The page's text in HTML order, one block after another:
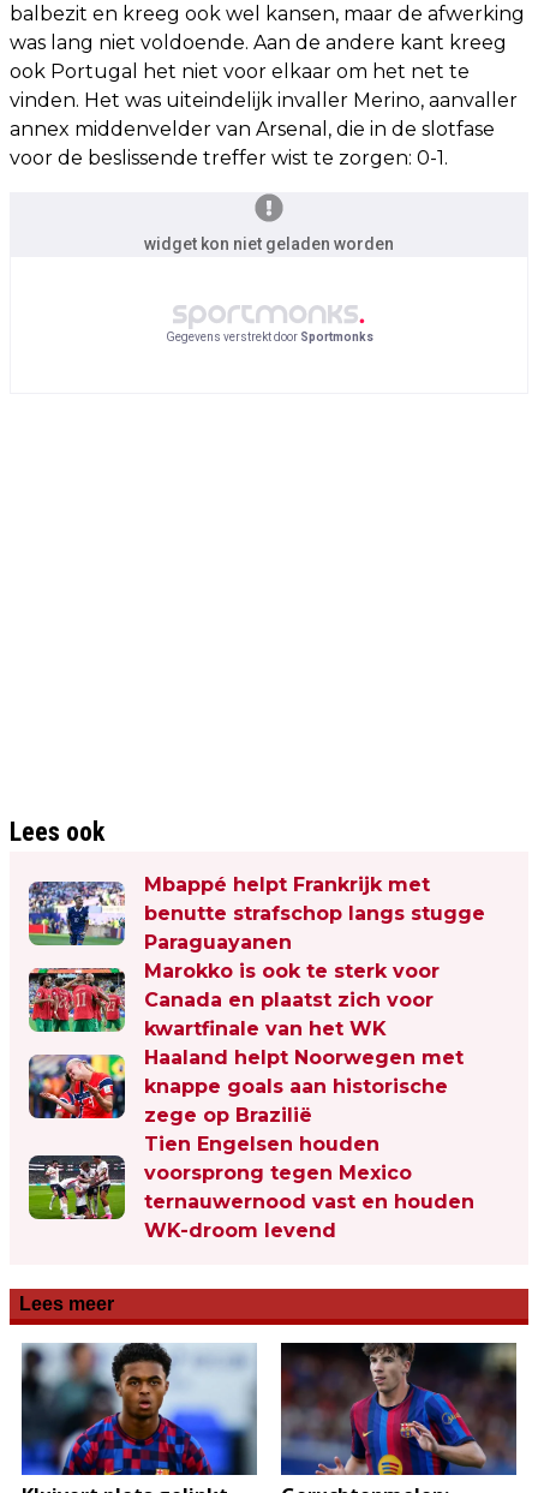
balbezit en kreeg ook wel kansen, maar de afwerking
was lang niet voldoende. Aan de andere kant kreeg
ook Portugal het niet voor elkaar om het net te
vinden. Het was uiteindelijk invaller Merino, aanvaller
annex middenvelder van Arsenal, die in de slotfase
voor de beslissende treffer wist te zorgen: 0-1.
widget kon niet geladen worden
Gegevens verstrekt door Sportmonks
Lees ook
Mbappé helpt Frankrijk met
benutte strafschop langs stugge
Paraguayanen
Marokko is ook te sterk voor
Canada en plaatst zich voor
kwartfinale van het WK
Haaland helpt Noorwegen met
knappe goals aan historische
zege op Brazilië
Tien Engelsen houden
voorsprong tegen Mexico
ternauwernood vast en houden
WK-droom levend